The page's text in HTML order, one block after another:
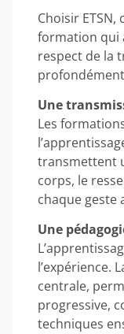
Choisir ETSN,
formation qui
respect de la
Une
Les
transmettent
corps, le
chaque geste
Une
l’expérience.
centrale,
progressive,
techniques